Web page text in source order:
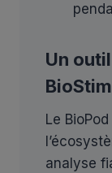
Un
BioStim
Le
analyse